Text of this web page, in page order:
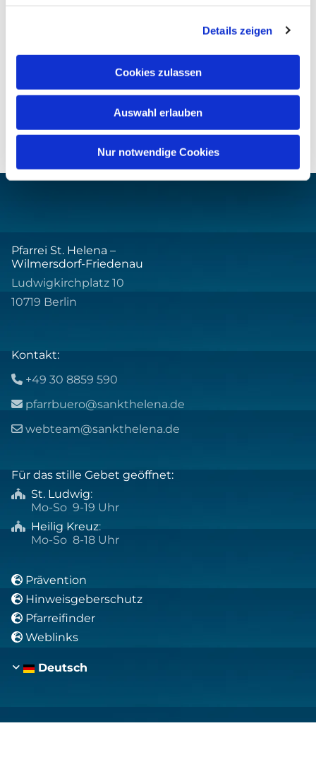
Details zeigen
Cookies zulassen
Auswahl erlauben
Nur notwendige Cookies
Pfarrei St. Helena –
Wilmersdorf-Friedenau
Ludwigkirchplatz 10
10719 Berlin
Kontakt:
 +49 30 8859 590
 pfarrbuero@sankthelena.de
 webteam@sankthelena.de
Für das stille Gebet geöffnet:
 St. Ludwig:
Mo-So 9-19 Uhr
 Heilig Kreuz:
Mo-So 8-18 Uhr
 Prävention
 Hinweisgeberschutz
 Pfarreifinder
 Weblinks
Deutsch